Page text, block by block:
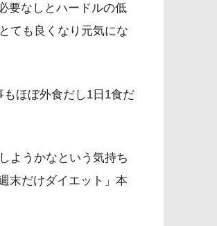
要なしとハードルの低
ても良くなり元気にな
ほぼ外食だし1日1食だ
ようかなという気持ち
末だけダイエット」本